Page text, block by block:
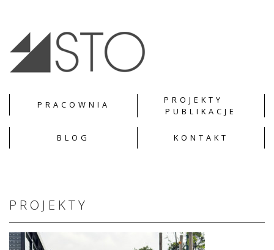
PRACOWNIA
PROJEKTY
PUBLIKACJE
BLOG KONTAKT
PROJEKTY